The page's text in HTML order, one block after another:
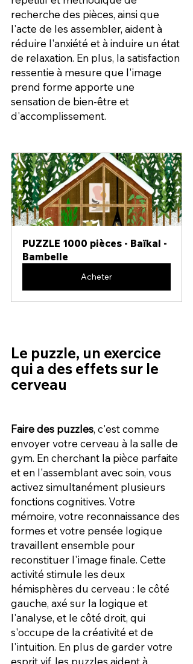
recherche des pièces, ainsi que
l'acte de les assembler, aident à
réduire l'anxiété et à induire un état
de relaxation. En plus, la satisfaction
ressentie à mesure que l'image
prend forme apporte une
sensation de bien-être et
d'accomplissement.
PUZZLE 1000 pièces - Baïkal -
Bambelle
Acheter
Le puzzle, un exercice
qui a des effets sur le
cerveau
Faire des puzzles, c'est comme
envoyer votre cerveau à la salle de
gym. En cherchant la pièce parfaite
et en l'assemblant avec soin, vous
activez simultanément plusieurs
fonctions cognitives. Votre
mémoire, votre reconnaissance des
formes et votre pensée logique
travaillent ensemble pour
reconstituer l'image finale. Cette
activité stimule les deux
hémisphères du cerveau : le côté
gauche, axé sur la logique et
l'analyse, et le côté droit, qui
s'occupe de la créativité et de
l'intuition. En plus de garder votre
esprit vif, les puzzles aident à